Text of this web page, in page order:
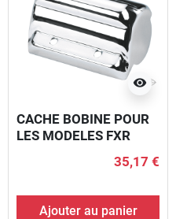
visibility
CACHE BOBINE POUR
LES MODELES FXR
35,17 €
Ajouter au panier